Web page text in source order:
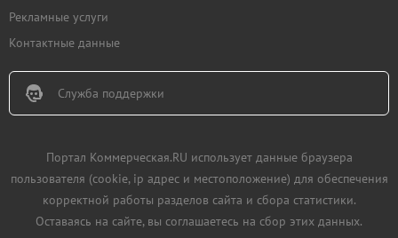
Рекламные услуги
Контактные данные
Служба поддержки
Портал Коммерческая.RU использует данные браузера
пользователя (cookie, ip адрес и местоположение) для обеспечения
корректной работы разделов сайта и сбора статистики.
Оставаясь на сайте, вы соглашаетесь на сбор этих данных.